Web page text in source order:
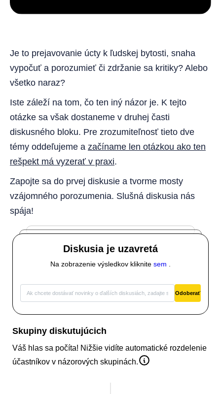
Je to prejavovanie úcty k ľudskej bytosti, snaha
vypočuť a porozumieť či zdržanie sa kritiky? Alebo
všetko naraz?
Iste záleží na tom, čo ten iný názor je. K tejto
otázke sa však dostaneme v druhej časti
diskusného bloku. Pre zrozumiteľnosť tieto dve
témy oddeľujeme a začíname len otázkou ako ten
rešpekt má vyzerať v praxi.
Zapojte sa do prvej diskusie a tvorme mosty
vzájomného porozumenia. Slušná diskusia nás
spája!